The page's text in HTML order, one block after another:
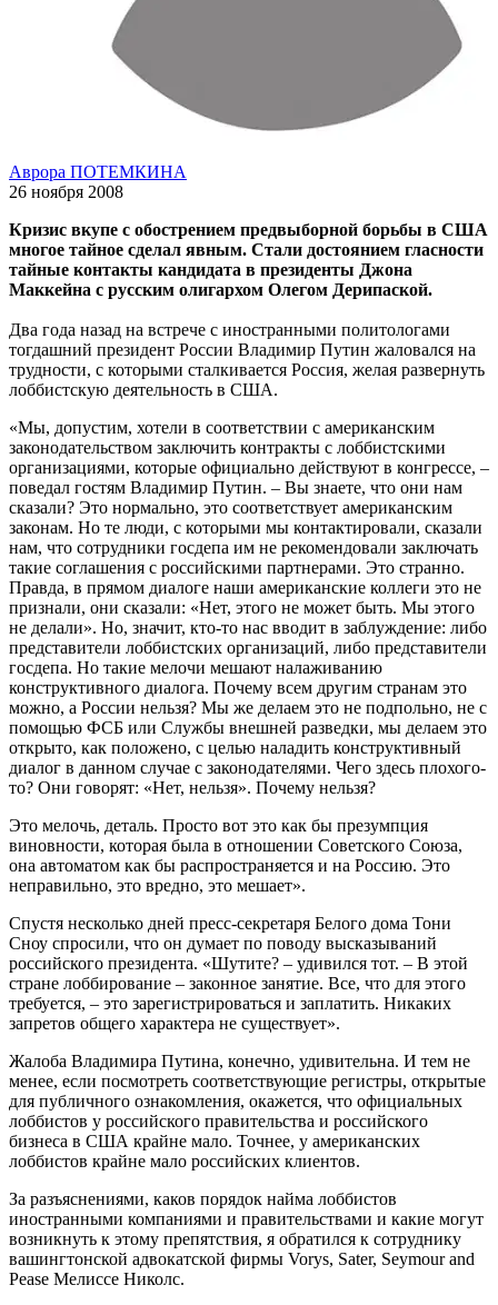
Аврора ПОТЕМКИНА
26 ноября 2008
Кризис вкупе с обострением предвыборной борьбы в США
многое тайное сделал явным. Стали достоянием гласности
тайные контакты кандидата в президенты Джона
Маккейна с русским олигархом Олегом Дерипаской.
Два года назад на встрече с иностранными политологами
тогдашний президент России Владимир Путин жаловался на
трудности, с которыми сталкивается Россия, желая развернуть
лоббистскую деятельность в США.
«Мы, допустим, хотели в соответствии с американским
законодательством заключить контракты с лоббистскими
организациями, которые официально действуют в конгрессе, –
поведал гостям Владимир Путин. – Вы знаете, что они нам
сказали? Это нормально, это соответствует американским
законам. Но те люди, с которыми мы контактировали, сказали
нам, что сотрудники госдепа им не рекомендовали заключать
такие соглашения с российскими партнерами. Это странно.
Правда, в прямом диалоге наши американские коллеги это не
признали, они сказали: «Нет, этого не может быть. Мы этого
не делали». Но, значит, кто-то нас вводит в заблуждение: либо
представители лоббистских организаций, либо представители
госдепа. Но такие мелочи мешают налаживанию
конструктивного диалога. Почему всем другим странам это
можно, а России нельзя? Мы же делаем это не подпольно, не с
помощью ФСБ или Службы внешней разведки, мы делаем это
открыто, как положено, с целью наладить конструктивный
диалог в данном случае с законодателями. Чего здесь плохого-
то? Они говорят: «Нет, нельзя». Почему нельзя?
Это мелочь, деталь. Просто вот это как бы презумпция
виновности, которая была в отношении Советского Союза,
она автоматом как бы распространяется и на Россию. Это
неправильно, это вредно, это мешает».
Спустя несколько дней пресс-секретаря Белого дома Тони
Сноу спросили, что он думает по поводу высказываний
российского президента. «Шутите? – удивился тот. – В этой
стране лоббирование – законное занятие. Все, что для этого
требуется, – это зарегистрироваться и заплатить. Никаких
запретов общего характера не существует».
Жалоба Владимира Путина, конечно, удивительна. И тем не
менее, если посмотреть соответствующие регистры, открытые
для публичного ознакомления, окажется, что официальных
лоббистов у российского правительства и российского
бизнеса в США крайне мало. Точнее, у американских
лоббистов крайне мало российских клиентов.
За разъяснениями, каков порядок найма лоббистов
иностранными компаниями и правительствами и какие могут
возникнуть к этому препятствия, я обратился к сотруднику
вашингтонской адвокатской фирмы Vorys, Sater, Seymour and
Pease Мелиссе Николс.